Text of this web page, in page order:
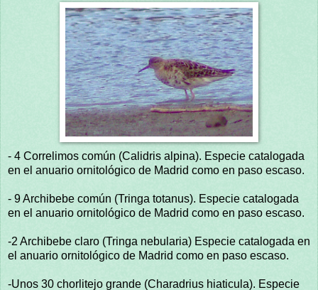
- 4 Correlimos común (Calidris alpina). Especie catalogada
en el anuario ornitológico de Madrid como en paso escaso.
- 9 Archibebe común (Tringa totanus). Especie catalogada
en el anuario ornitológico de Madrid como en paso escaso.
-2 Archibebe claro (Tringa nebularia) Especie catalogada en
el anuario ornitológico de Madrid como en paso escaso.
-Unos 30 chorlitejo grande (Charadrius hiaticula). Especie